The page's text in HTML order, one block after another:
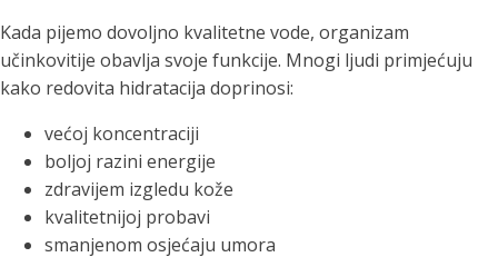
Kada pijemo dovoljno kvalitetne vode, organizam
učinkovitije obavlja svoje funkcije. Mnogi ljudi primjećuju
kako redovita hidratacija doprinosi:
većoj koncentraciji
boljoj razini energije
zdravijem izgledu kože
kvalitetnijoj probavi
smanjenom osjećaju umora